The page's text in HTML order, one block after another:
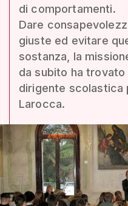
di comportamenti.
Dare
giuste ed evitare
sostanza, la
da subito ha
dirigente scolastica
Larocca.